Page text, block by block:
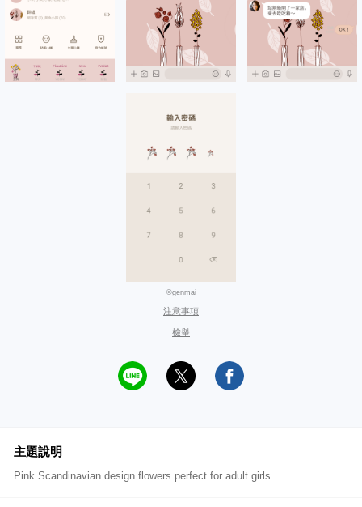
©genmai
注意事項
檢舉
主題說明
Pink Scandinavian design flowers perfect for adult girls.